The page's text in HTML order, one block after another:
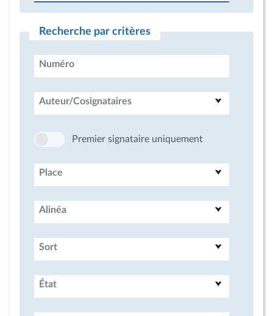
Recherche par critères
Numéro
Auteur/Cosignataires
Premier signataire uniquement
Place
Alinéa
Sort
État